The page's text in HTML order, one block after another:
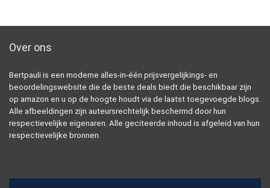
Over ons
Bertpauli is een moderne alles-in-één prijsvergelijkings- en
beoordelingswebsite die de beste deals biedt die beschikbaar zijn
op amazon en u op de hoogte houdt via de laatst toegevoegde blogs.
Alle afbeeldingen zijn auteursrechtelijk beschermd door hun
respectievelijke eigenaren. Alle geciteerde inhoud is afgeleid van hun
respectievelijke bronnen.